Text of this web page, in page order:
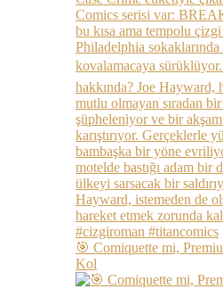
🎯 Comiquette mi,
Kol